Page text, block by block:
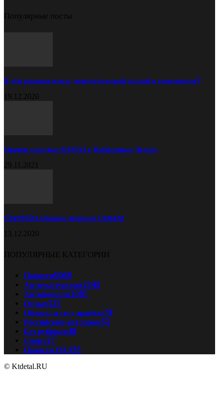
Популярные посты
В чём разница между диагностической картой и техосмотром?
19.12.2020
Прицеп самосвал КАМАЗ в Набережных Челнах
29.11.2021
Chevrolet обновил спорткар Camaro
13.12.2020
ПОПУЛЯРНЫЕ КАТЕГОРИИ
Новости5068
Автомастерская2343
Автоновости1081
Отдых127
Обзоры и тест драйвы78
Российский автопром52
Без рубрики48
Спорт37
Новости ПДД35
© Ktdetal.RU